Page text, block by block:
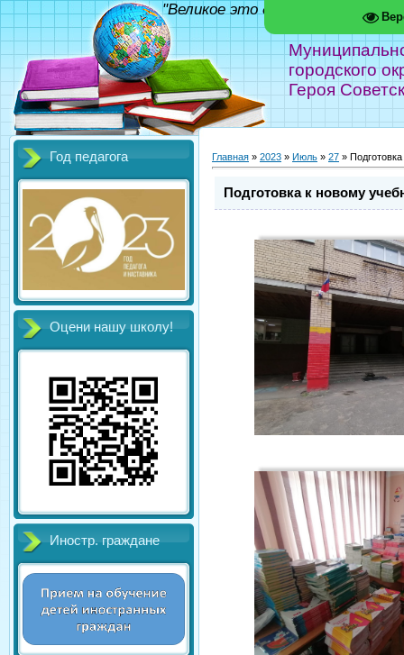
городского
Героя
"Великое это дело - школа!"
Год педагога
Оцени нашу школу!
Иностр. граждане
Главная » 2023 » Июль » 27 »
Подготовка к новому